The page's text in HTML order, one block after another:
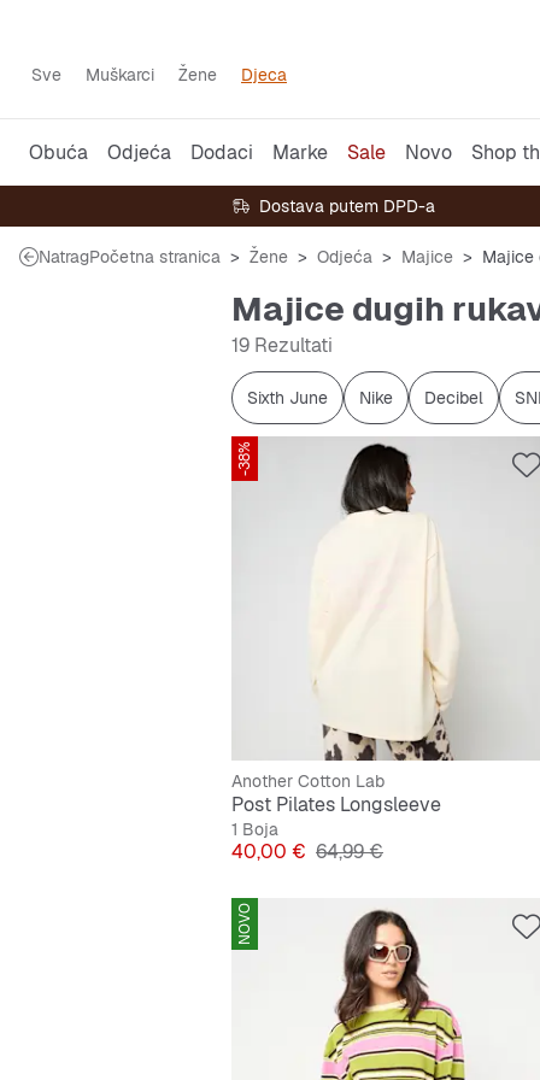
Sve Muškarci Žene Djeca
Obuća Odjeća Dodaci Marke Sale Novo Shop
Dostava putem DPD-a
NatragPočetna stranica Žene Odjeća Majice Majice
Majice dugih
19 Rezultati
Sixth June Nike Decibel
-38%
Another Cotton Lab
Post Pilates Longsleeve
1 Boja
Cijena
40,00 € Originalna cijena
64,99 €
NOVO